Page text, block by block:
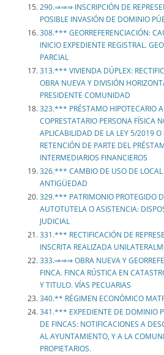
290.⇒⇒⇒ INSCRIPCIÓN DE
POSIBLE INVASIÓN DE DOMINIO
308.*** GEORREFERENCIACIÓN:
INICIO EXPEDIENTE REGISTRAL.
PARCIAL
313.*** VIVIENDA DÚPLEX:
OBRA NUEVA Y DIVISIÓN
PRESIDENTE COMUNIDAD
323.*** PRÉSTAMO HIPOTECARIO
COPRESTATARIO PERSONA FÍSICA
APLICABILIDAD DE LA LEY 5/2019
RETENCIÓN DE PARTE DEL
INTERMEDIARIOS FINANCIEROS
326.*** CAMBIO DE USO DE LOCAL
ANTIGÜEDAD
329.*** PATRIMONIO PROTEGIDO
AUTOTUTELA O ASISTENCIA:
JUDICIAL
331.*** RECTIFICACIÓN DE
INSCRITA REALIZADA
333.⇒⇒⇒ OBRA NUEVA Y
FINCA. FINCA RÚSTICA EN
Y TITULO. VÍAS PECUARIAS
340.** RÉGIMEN ECONÓMICO
341.*** EXPEDIENTE DE DOMINIO
DE FINCAS: NOTIFICACIONES A
AL AYUNTAMIENTO, Y A LA
PROPIETARIOS.